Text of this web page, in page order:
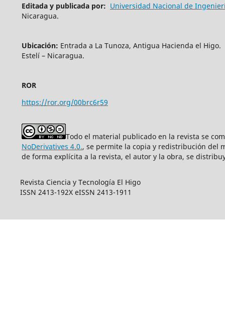
Editada y publicada por: Universidad Nacional de
Nicaragua.
Ubicación: Entrada a La Tunoza, Antigua Hacienda el Higo.
Estelí – Nicaragua.
ROR
https://ror.org/00brc6r59
Todo el material publicado en la revista se
NoDerivatives 4.0., se permite la copia y redistribución del
de forma explícita a la revista, el autor y la obra, se
Revista Ciencia y Tecnología El Higo
ISSN 2413-192X eISSN 2413-1911